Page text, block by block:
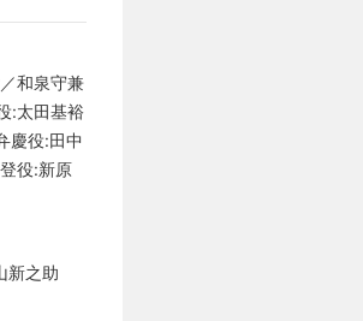
和泉守兼
:太田基裕
慶役:田中
役:新原
新之助